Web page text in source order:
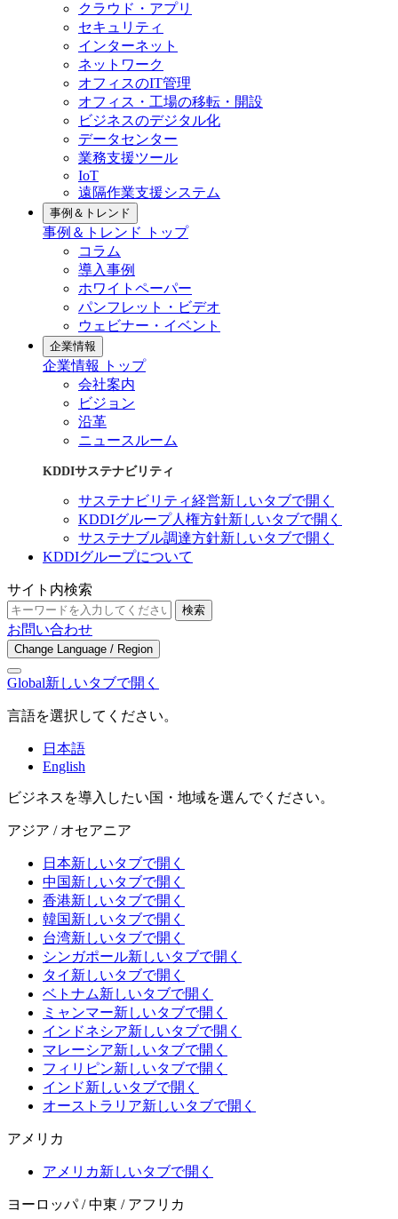
クラウド・アプリ
セキュリティ
インターネット
ネットワーク
オフィスのIT管理
オフィス・工場の移転・開設
ビジネスのデジタル化
データセンター
業務支援ツール
IoT
遠隔作業支援システム
事例＆トレンド
事例＆トレンド トップ
コラム
導入事例
ホワイトペーパー
パンフレット・ビデオ
ウェビナー・イベント
企業情報
企業情報 トップ
会社案内
ビジョン
沿革
ニュースルーム
KDDIサステナビリティ
サステナビリティ経営新しいタブで開く
KDDIグループ人権方針新しいタブで開く
サステナブル調達方針新しいタブで開く
KDDIグループについて
サイト内検索
検索
お問い合わせ
Change Language / Region
Global新しいタブで開く
言語を選択してください。
日本語
English
ビジネスを導入したい国・地域を選んでください。
アジア / オセアニア
日本新しいタブで開く
中国新しいタブで開く
香港新しいタブで開く
韓国新しいタブで開く
台湾新しいタブで開く
シンガポール新しいタブで開く
タイ 新しいタブで開く
ベトナム新しいタブで開く
ミャンマー新しいタブで開く
インドネシア新しいタブで開く
マレーシア新しいタブで開く
フィリピン新しいタブで開く
インド新しいタブで開く
オーストラリア新しいタブで開く
アメリカ
アメリカ新しいタブで開く
ヨーロッパ / 中東 / アフリカ